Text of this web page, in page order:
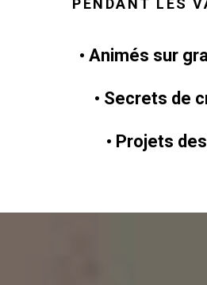
PENDANT LES
• Animés sur
• Secrets de
• Projets